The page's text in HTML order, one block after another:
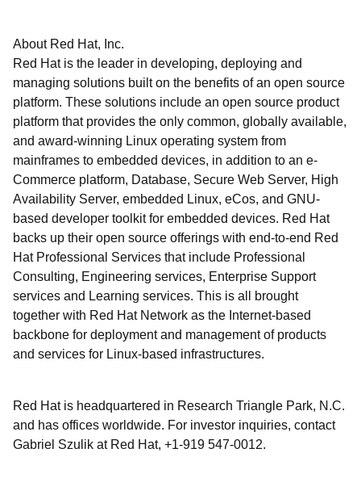
About Red Hat, Inc.
Red Hat is the leader in developing, deploying and
managing solutions built on the benefits of an open source
platform. These solutions include an open source product
platform that provides the only common, globally available,
and award-winning Linux operating system from
mainframes to embedded devices, in addition to an e-
Commerce platform, Database, Secure Web Server, High
Availability Server, embedded Linux, eCos, and GNU-
based developer toolkit for embedded devices. Red Hat
backs up their open source offerings with end-to-end Red
Hat Professional Services that include Professional
Consulting, Engineering services, Enterprise Support
services and Learning services. This is all brought
together with Red Hat Network as the Internet-based
backbone for deployment and management of products
and services for Linux-based infrastructures.
Red Hat is headquartered in Research Triangle Park, N.C.
and has offices worldwide. For investor inquiries, contact
Gabriel Szulik at Red Hat, +1-919 547-0012.